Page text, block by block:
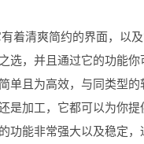
着清爽简约的界面，以
选，并且通过它的功能
单且为高效，与同类型
是加工，它都可以为你
功能非常强大以及稳定